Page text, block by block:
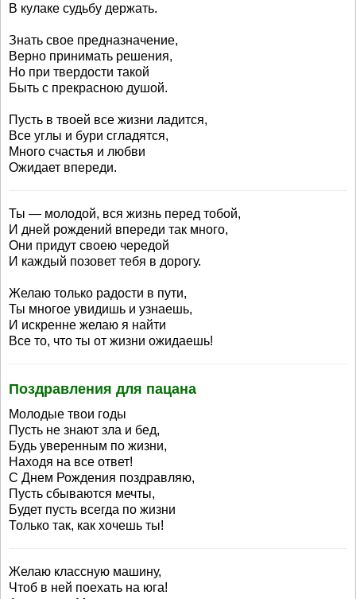
В кулаке судьбу держать.
Знать свое предназначение,
Верно принимать решения,
Но при твердости такой
Быть с прекрасною душой.
Пусть в твоей все жизни ладится,
Все углы и бури сгладятся,
Много счастья и любви
Ожидает впереди.
Ты — молодой, вся жизнь перед тобой,
И дней рождений впереди так много,
Они придут своею чередой
И каждый позовет тебя в дорогу.
Желаю только радости в пути,
Ты многое увидишь и узнаешь,
И искренне желаю я найти
Все то, что ты от жизни ожидаешь!
Поздравления для пацана
Молодые твои годы
Пусть не знают зла и бед,
Будь уверенным по жизни,
Находя на все ответ!
С Днем Рождения поздравляю,
Пусть сбываются мечты,
Будет пусть всегда по жизни
Только так, как хочешь ты!
Желаю классную машину,
Чтоб в ней поехать на юга!